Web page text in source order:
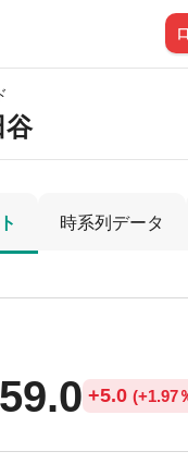
谷
時系列データ
+5.0 (+1.97